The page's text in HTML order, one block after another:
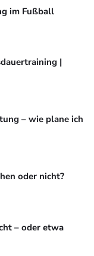
im Fußball
|
– wie plane ich
oder nicht?
– oder etwa